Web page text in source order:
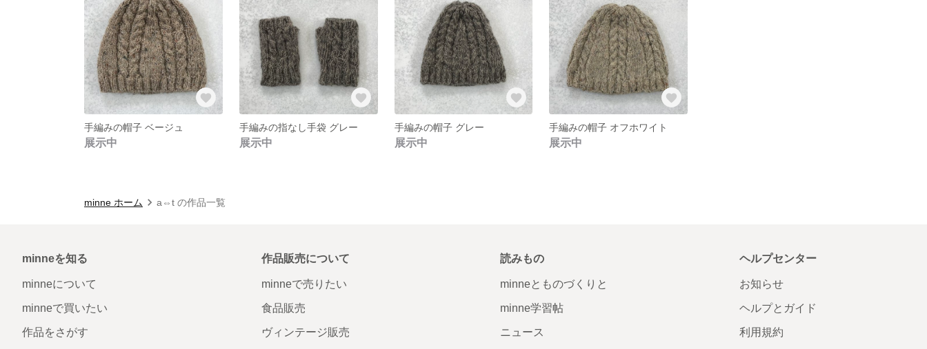
手編みの帽子 ベージュ
展示中
手編みの指なし手袋 グレー
展示中
手編みの帽子 グレー
展示中
手編みの帽子 オフホワイト
展示中
minne ホーム a⇔t の作品一覧
minneを知る
minneについて
minneで買いたい
作品をさがす
作品販売について
minneで売りたい
食品販売
ヴィンテージ販売
読みもの
minneとものづくりと
minne学習帖
ニュース
ヘルプセンター
お知らせ
ヘルプとガイド
利用規約